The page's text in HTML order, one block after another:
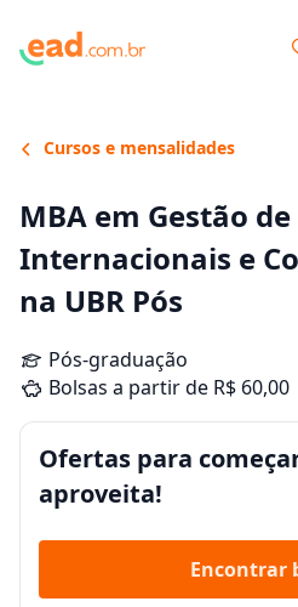
Cursos e mensalidades
MBA em Gestão
Internacionais e
na UBR Pós
Pós-graduação
Bolsas a partir de R$ 60,00
Ofertas para
aproveita!
Encontrar